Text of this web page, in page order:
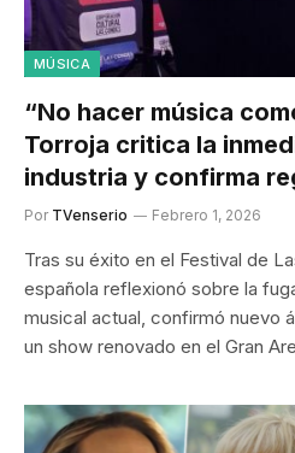
MÚSICA
“No hacer música
Torroja critica la
industria y confirma
Por TVenserio Febrero 1, 2026
Tras su éxito en el Festival de
española reflexionó sobre la
musical actual, confirmó nuevo
un show renovado en el Gran